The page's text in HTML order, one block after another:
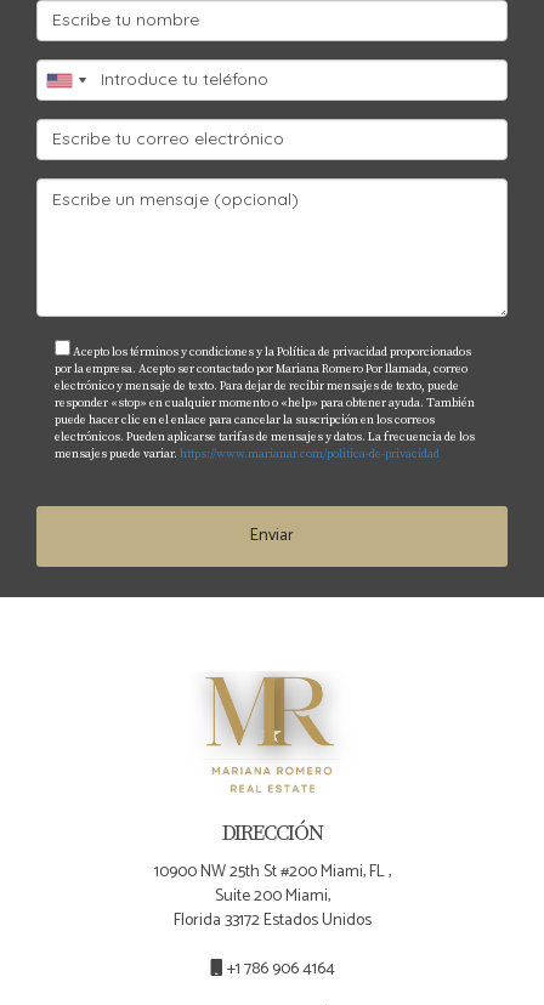
Acepto los términos y condiciones y la Política de privacidad proporcionados
por la empresa. Acepto ser contactado por Mariana Romero Por llamada, correo
electrónico y mensaje de texto. Para dejar de recibir mensajes de texto, puede
responder «stop» en cualquier momento o «help» para obtener ayuda. También
puede hacer clic en el enlace para cancelar la suscripción en los correos
electrónicos. Pueden aplicarse tarifas de mensajes y datos. La frecuencia de los
mensajes puede variar. https://www.marianar.com/politica-de-privacidad
Enviar
DIRECCIÓN
10900 NW 25th St #200 Miami, FL ,
Suite 200 Miami,
Florida 33172 Estados Unidos
+1 786 906 4164